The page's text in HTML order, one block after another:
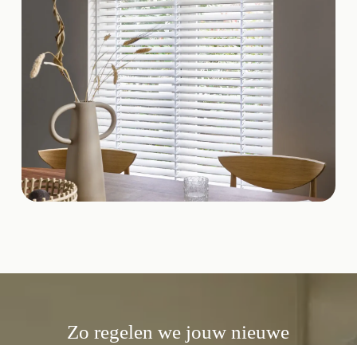
Zo regelen we jouw nieuwe